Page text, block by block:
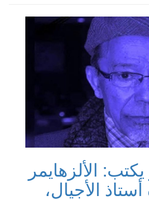
الألزهايمر
الأجيال،